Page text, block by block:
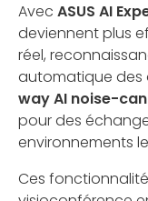
Avec ASUS AI
deviennent plus
réel,
automatique des
way AI noise-
pour des
environnements
Ces